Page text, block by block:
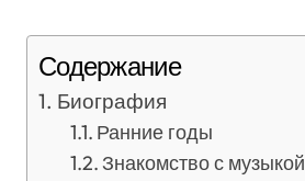
Содержание
Биография
Ранние годы
Знакомство с музыкой